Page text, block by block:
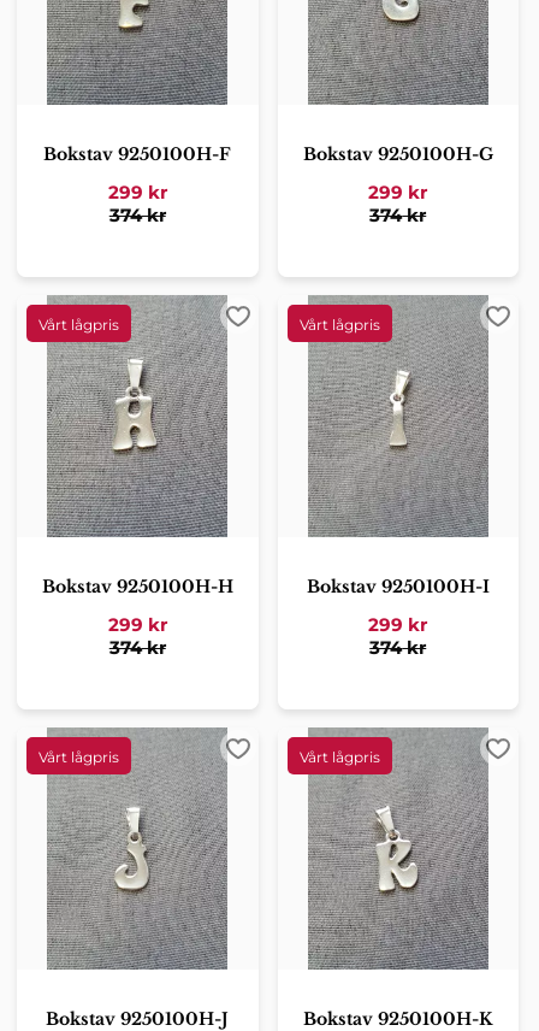
Bokstav 9250100H-F
299 kr
374kr
Bokstav 9250100H-G
299 kr
374kr
Bokstav 9250100H-H
299 kr
374kr
Lägg till i favoriter
Bokstav 9250100H-I
299 kr
374kr
Bokstav 9250100H-J
Lägg till i favoriter
Bokstav 9250100H-K